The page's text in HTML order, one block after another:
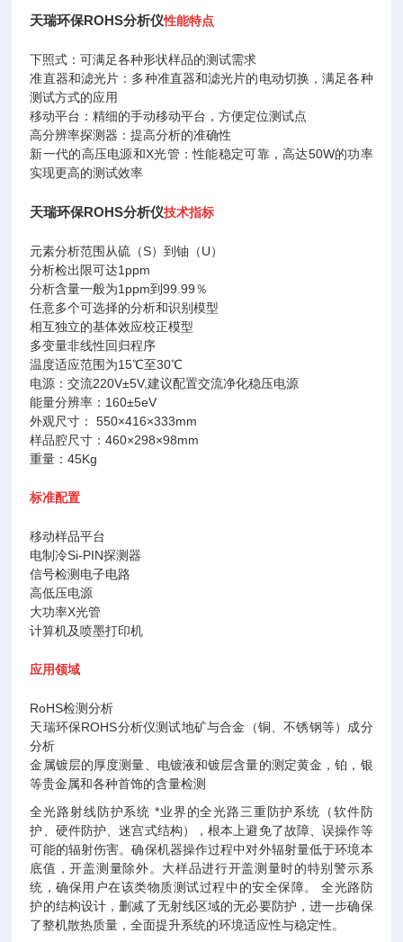
天瑞环保ROHS分析仪性能特点
下照式：可满足各种形状样品的测试需求
准直器和滤光片：多种准直器和滤光片的电动切换，满足各种
测试方式的应用
移动平台：精细的手动移动平台，方便定位测试点
高分辨率探测器：提高分析的准确性
新一代的高压电源和X光管：性能稳定可靠，高达50W的功率
实现更高的测试效率
天瑞环保ROHS分析仪技术指标
元素分析范围从硫（S）到铀（U）
分析检出限可达1ppm
分析含量一般为1ppm到99.99％
任意多个可选择的分析和识别模型
相互独立的基体效应校正模型
多变量非线性回归程序
温度适应范围为15℃至30℃
电源：交流220V±5V,建议配置交流净化稳压电源
能量分辨率： 160±5eV
外观尺寸：
550×416×333mm
样品腔尺寸：460×298×98mm
重量：45Kg
标准配置
移动样品平台
电制冷Si-PIN探测器
信号检测电子电路
高低压电源
大功率X光管
计算机及喷墨打印机
应用领域
RoHS检测分析
天瑞环保ROHS分析仪测试地矿与合金（铜、不锈钢等）成分
分析
金属镀层的厚度测量、电镀液和镀层含量的测定黄金，铂，银
等贵金属和各种首饰的含量检测
全光路射线防护系统 *业界的全光路三重防护系统（软件防
护、硬件防护、迷宫式结构），根本上避免了故障、误操作等
可能的辐射伤害。确保机器操作过程中对外辐射量低于环境本
底值，开盖测量除外。大样品进行开盖测量时的特别警示系
统，确保用户在该类物质测试过程中的安全保障。 全光路防
护的结构设计，删减了无射线区域的无必要防护，进一步确保
了整机散热质量，全面提升系统的环境适应性与稳定性。